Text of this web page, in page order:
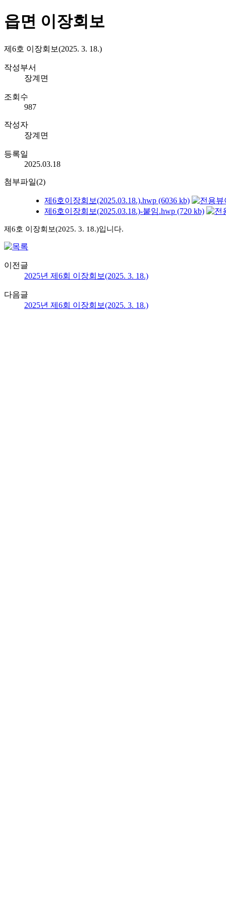
읍면 이장회보
제6호 이장회보(2025. 3. 18.)
작성부서
장계면
조회수
987
작성자
장계면
등록일
2025.03.18
첨부파일(2)
제6호이장회보(2025.03.18.).hwp (6036 kb)
제6호이장회보(2025.03.18.)-붙임.hwp (720 kb)
제6호 이장회보(2025. 3. 18.)입니다.
이전글
2025년 제6회 이장회보(2025. 3. 18.)
다음글
2025년 제6회 이장회보(2025. 3. 18.)